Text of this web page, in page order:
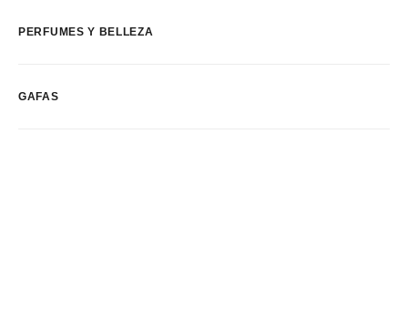
PERFUMES Y BELLEZA
GAFAS